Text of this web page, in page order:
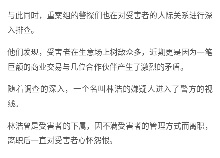
与此同时，重案组的警探们也在对受害者的人际关系进行深
入排查。
他们发现，受害者在生意场上树敌众多，近期更是因为一笔
巨额的商业交易与几位合作伙伴产生了激烈的矛盾。
随着调查的深入，一个名叫林浩的嫌疑人进入了警方的视
线。
林浩曾是受害者的下属，因不满受害者的管理方式而离职，
离职后一直对受害者心怀怨恨。